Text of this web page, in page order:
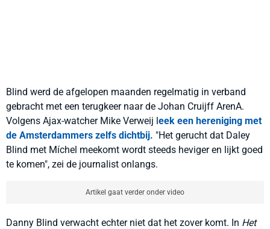
Blind werd de afgelopen maanden regelmatig in verband
gebracht met een terugkeer naar de Johan Cruijff ArenA.
Volgens Ajax-watcher Mike Verweij leek een hereniging met
de Amsterdammers zelfs dichtbij. "Het gerucht dat Daley
Blind met Míchel meekomt wordt steeds heviger en lijkt goed
te komen", zei de journalist onlangs.
Artikel gaat verder onder video
Danny Blind verwacht echter niet dat het zover komt. In Het